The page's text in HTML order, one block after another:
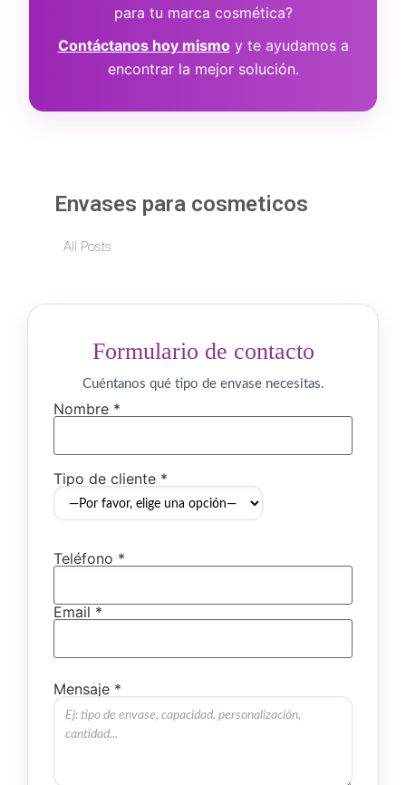
para tu marca cosmética?
Contáctanos hoy mismoy te ayudamos a
encontrar la mejor solución.
Envases para cosmeticos
All Posts
Formulario de contacto
Cuéntanos qué tipo de envase necesitas.
Nombre *
Tipo de cliente *
Teléfono *
Email *
Mensaje *